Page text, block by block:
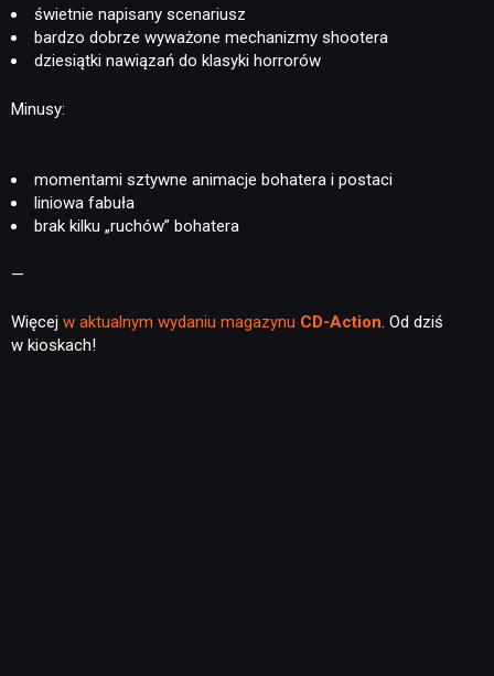
świetnie napisany scenariusz
bardzo dobrze wyważone mechanizmy shootera
dziesiątki nawiązań do klasyki horrorów
Minusy:
momentami sztywne animacje bohatera i postaci
liniowa fabuła
brak kilku „ruchów” bohatera
—
Więcej w aktualnym wydaniu magazynu CD-Action. Od dziś
w kioskach!